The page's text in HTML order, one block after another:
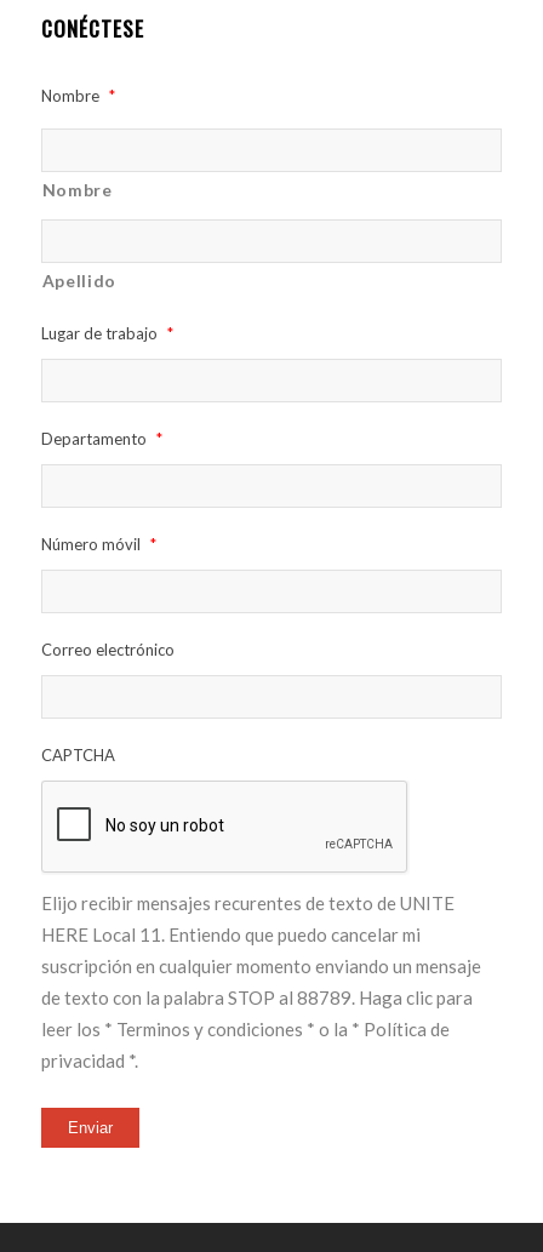
CONÉCTESE
Nombre *
Nombre
Apellido
Lugar de trabajo *
Departamento *
Número móvil *
Correo electrónico
CAPTCHA
Elijo recibir mensajes recurentes de texto de UNITE
HERE Local 11. Entiendo que puedo cancelar mi
suscripción en cualquier momento enviando un mensaje
de texto con la palabra STOP al 88789. Haga clic para
leer los * Terminos y condiciones * o la * Política de
privacidad *.
Enviar